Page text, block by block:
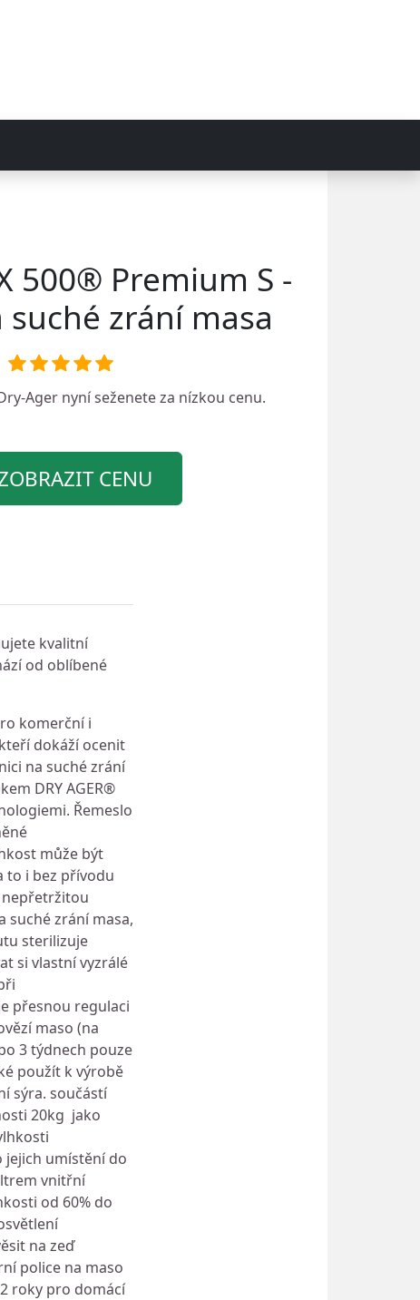
500® Premium S -
zrání masa
Agernyní seženete za nízkou cenu.
CENU
kvalitní
od oblíbené
komerční i
dokáží ocenit
na suché zrání
DRY AGER®
Řemeslo
může být
to i bez přívodu
nepřetržitou
suché zrání masa,
sterilizuje
si vlastní vyzrálé
přesnou regulaci
maso (na
3 týdnech pouze
použít k výrobě
sýra. součástí
20kg jako
jejich umístění do
vnitřní
od 60% do
na zeď
police na maso
roky pro domácí